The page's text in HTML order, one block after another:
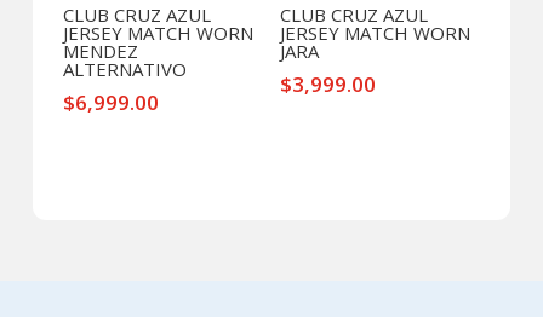
CLUB CRUZ AZUL
JERSEY MATCH WORN
MENDEZ
ALTERNATIVO
$6,999.00
CLUB CRUZ AZUL
JERSEY MATCH WORN
JARA
$3,999.00